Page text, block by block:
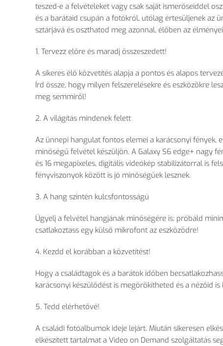
teszed-e a felvételeket vagy csak saját ismerőseiddel
és a barátaid csupán a fotókról, utólag értesüljenek az
sztárjává és oszthatod meg azonnal, élőben az
1. Tervezz előre és maradj összeszedett!
A sikeres élő közvetítés alapja a pontos és alapos
Írd össze, hogy milyen felszerelésekre és eszközökre
meg semmiről!
2. A világítás mindenek felett
Az ünnepi hangulat fontos elemei a karácsonyi
minőségű felvétel készüljön. A Galaxy S6 edge+ nagy
és 16 megapixeles, digitális videókép stabilizátorral is
fényviszonyok között is jó minőségűek lesznek.
3. A hang szintén kulcsfontosságú
Ügyelj a felvétel hangjának minőségére is: próbáld
csatlakoztass egy külső mikrofont az eszközödre!
4. Kezdd el korábban a közvetítést!
Hogy a családtagok és a barátok időben
karácsonyi készülődést is megörökítheted és a nézőid
5. Tedd elérhetővé!
A családi fotóalbumok ideje lejárt. Miután sikeresen
elkészített tartalmat a Video on Demand szolgáltatás